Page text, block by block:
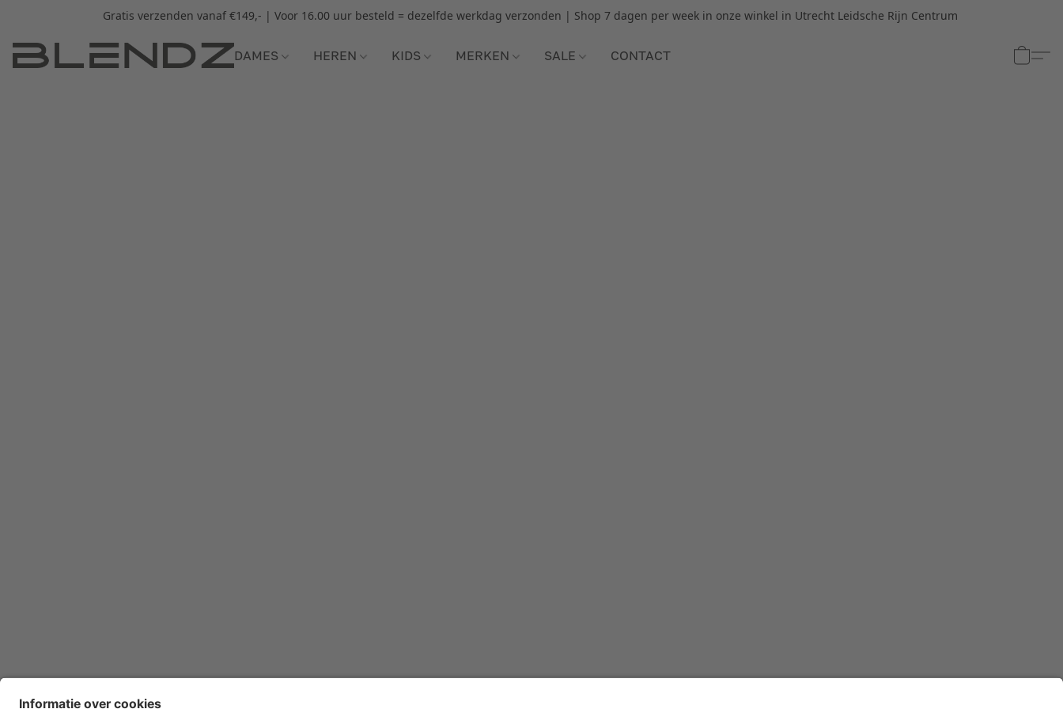
Gratis verzenden vanaf €149,- | Voor 16.00 uur besteld = dezelfde werkdag verzonden | Shop 7 dagen per week in onze winkel in Utrecht Leidsche Rijn Centrum
DAMES HEREN KIDS MERKEN SALE CONTACT